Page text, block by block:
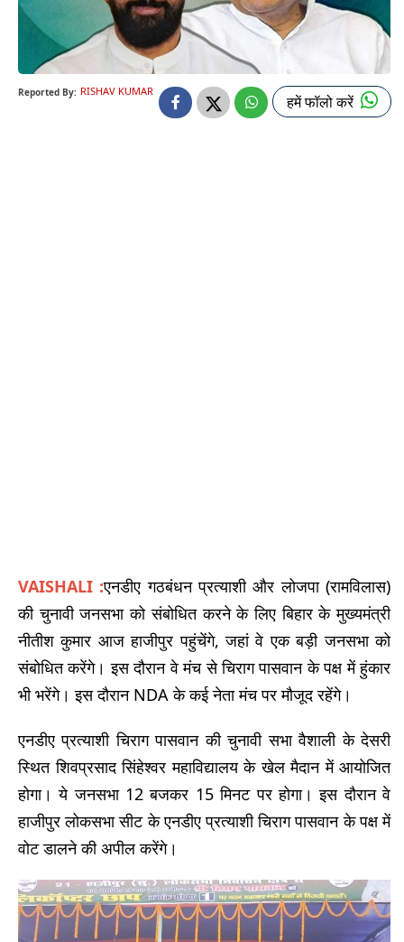
Reported By: RISHAV KUMAR
हमें फॉलो करें
VAISHALI :एनडीए गठबंधन प्रत्याशी और लोजपा (रामविलास)
की चुनावी जनसभा को संबोधित करने के लिए बिहार के मुख्यमंत्री
नीतीश कुमार आज हाजीपुर पहुंचेंगे, जहां वे एक बड़ी जनसभा को
संबोधित करेंगे। इस दौरान वे मंच से चिराग पासवान के पक्ष में हुंकार
भी भरेंगे। इस दौरान NDA के कई नेता मंच पर मौजूद रहेंगे।
एनडीए प्रत्याशी चिराग पासवान की चुनावी सभा वैशाली के देसरी
स्थित शिवप्रसाद सिंहेश्वर महाविद्यालय के खेल मैदान में आयोजित
होगा। ये जनसभा 12 बजकर 15 मिनट पर होगा। इस दौरान वे
हाजीपुर लोकसभा सीट के एनडीए प्रत्याशी चिराग पासवान के पक्ष में
वोट डालने की अपील करेंगे।